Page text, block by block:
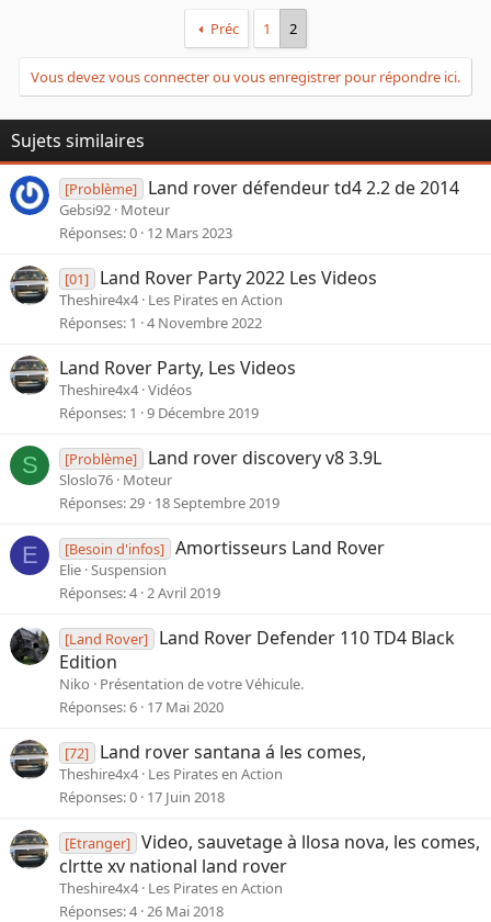
n
Préc 1 2
Vous devez vous connecter ou vous enregistrer pour répondre ici.
Sujets similaires
[Problème] Land rover défendeur td4 2.2 de 2014
Gebsi92 Moteur
Réponses 0 12 Mars 2023
[01] Land Rover Party 2022 Les Videos
Theshire4x4 Les Pirates en Action
Réponses 1 4 Novembre 2022
Land Rover Party, Les Videos
Theshire4x4 Vidéos
Réponses 1 9 Décembre 2019
S [Problème] Land rover discovery v8 3.9L
Sloslo76 Moteur
Réponses 29 18 Septembre 2019
E [Besoin d'infos] Amortisseurs Land Rover
Elie Suspension
Réponses 4 2 Avril 2019
[Land Rover]
Land Rover Defender 110 TD4 Black
Edition
Niko
Présentation de votre Véhicule.
Réponses 6 17 Mai 2020
[72] Land rover santana á les comes,
Theshire4x4 Les Pirates en Action
Réponses 0 17 Juin 2018
[Etranger] Video, sauvetage à llosa nova, les comes,
clrtte xv national land rover
Theshire4x4 Les Pirates en Action
Réponses 4 26 Mai 2018